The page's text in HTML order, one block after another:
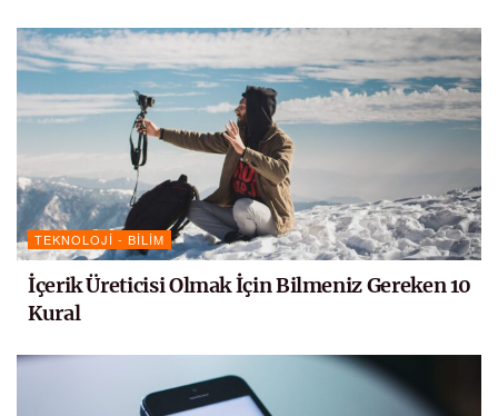
TEKNOLOJI - BILIM
İçerik Üreticisi Olmak İçin Bilmeniz Gereken 10
Kural